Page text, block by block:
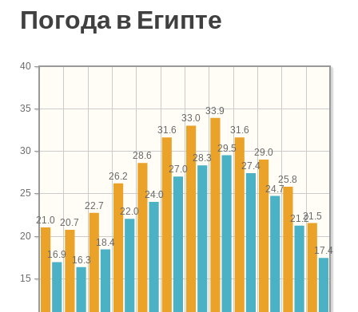
Погода в Египте